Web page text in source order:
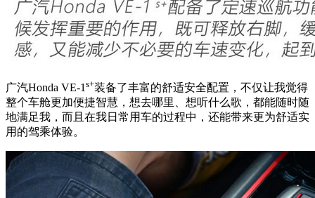
广汽Honda VE-1 s+装备了丰富的舒适安全配置，不仅让我觉得
整个车舱更加便捷智慧，想去哪里、想听什么歌，都能随时随
地满足我，而且在我日常用车的过程中，还能带来更为舒适实
用的驾乘体验。